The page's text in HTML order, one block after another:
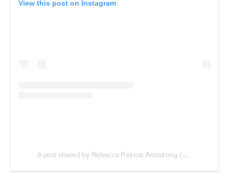
View this post on Instagram
A post shared by Rebecca Patricia Armstrong (@beccca)